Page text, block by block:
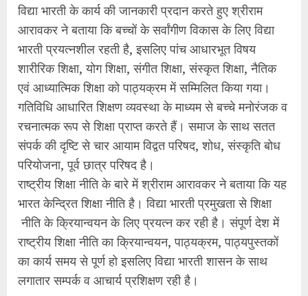
विद्या भारती के कार्य की जानकारी प्रदान करते हुए श्रीराम
आरावकर ने बताया कि बच्चों के सर्वांगीण विकास के लिए विद्या
भारती प्रयत्नशील रहती है, इसलिए पांच आधारभूत विषय
शारीरिक शिक्षा, योग शिक्षा, संगीत शिक्षा, संस्कृत शिक्षा, नैतिक
एवं आध्यात्मिक शिक्षा को पाठ्यक्रम में सम्मिलित किया गया।
गतिविधि आधारित शिक्षण व्यवस्था के माध्यम से बच्चे मनोरंजक व
रचनात्मक रूप से शिक्षा प्राप्त करते हैं। समाज के साथ सतत
संपर्क की दृष्टि से चार आयाम विद्वत परिषद, शोध, संस्कृति बोध
परियोजना, पूर्व छात्र परिषद है।
राष्ट्रीय शिक्षा नीति के बारे में श्रीराम आरावकर ने बताया कि यह
भारत केन्द्रित शिक्षा नीति है। विद्या भारती प्रमुखता से शिक्षा
नीति के क्रियान्वयन के लिए प्रयत्न कर रही है। संपूर्ण देश में
राष्ट्रीय शिक्षा नीति का क्रियान्वयन, पाठ्यक्रम, पाठ्यपुस्तकों
का कार्य समय से पूर्ण हो इसलिए विद्या भारती शासन के साथ
लगातार सम्पर्क व आचार्य प्रशिक्षण रही है।